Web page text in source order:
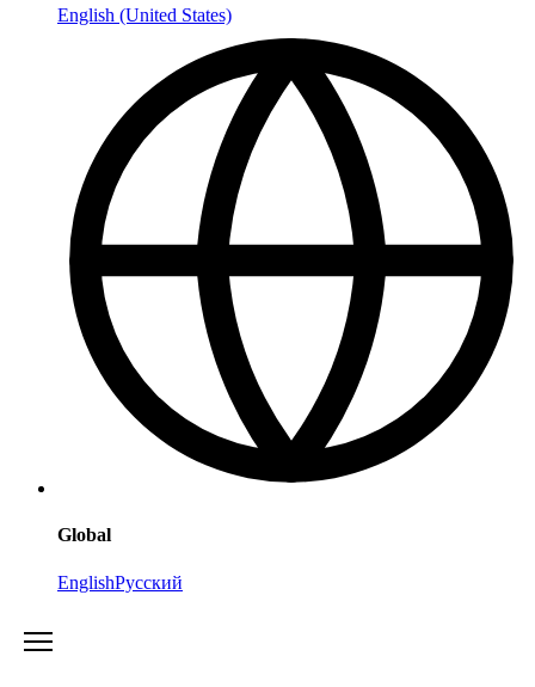
English (United States)
Global
EnglishРусский